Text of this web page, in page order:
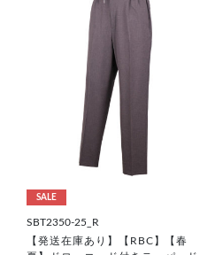
SALE
SBT2350-25_R
【発送在庫あり】【RBC】【春